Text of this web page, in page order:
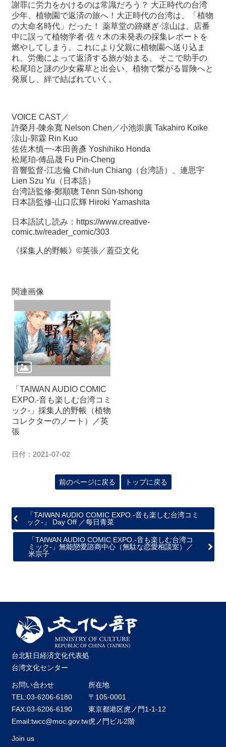
台
湾
の
本
関
連
ク
ホ
ー
ム
サ
イ
ト
マ
ッ
謝罪に労力をかけるのは常識だろう？ 大正時代の台湾
少年、植物園で返済の旅へ！大正時代の台湾は、「植物
の大命名時代」だった！ 薬草堂の跡継ぎ·涼山は、店番
中に誤って植物学者·佐々木の未発表の採集レポートを
燃やしてしまう。これにより父親に植物園へ送り込ま
れ、労働によって返済する旅が始まる。 そこで助手の
松尾珀と謎の少女霧草と出会い、植物で繋がる冒険へと
発展し、絆で結ばれていく。
VOICE CAST／
許榮月-陳余寬 Nelson Chen／小池崇廣 Takahiro Koike
涼山-郭霖 Rin Kuo
佐佐木慎一-本田善彥 Yoshihiko Honda
松尾珀-傅品晟 Fu Pin-Cheng
音響監督-江志倫 Chih-lun Chiang（台湾語）、連思宇
Lien Szu Yu（日本語）
台湾語監修-鄭順聰 Tēnn Sūn-tshong
日本語監修-山口広輝 Hiroki Yamashita
日本語試し読み： https://www.creative-
comic.tw/reader_comic/303
《採集人的野帳》©英張／蓋亞文化
関連画像
「TAIWAN AUDIO COMIC
EXPO.‐音も楽しむ台湾コミ
ック‐」採集人的野帳（植物
コレクターのノート）／英
張
日付：2021-07-02
前のページに戻る トップに戻る
「TAIWAN AUDIO COMIC EXPO.‐音も楽しむ台湾コミ
ック‐」 Day Off ／每日青菜
「TAIWAN AUDIO COMIC EXPO.‐音も楽しむ台湾コ
ミック‐」無能戀愛諮商中心（無駄な恋愛相談室）／
米宗子
台北駐日経済文化代表処
台湾文化センター
お問い合わせ
TEL:03-6206-6180
FAX:03-6206-6190
Email:twcc@moc.gov.tw
所在地
〒105-0001
東京都港区虎ノ門1-1-12
虎ノ門ビル2階
Join us